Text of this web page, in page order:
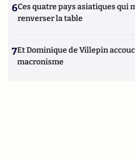
6Ces quatre pays asiatiques qui
renverser la table
7Et Dominique de Villepin
macronisme